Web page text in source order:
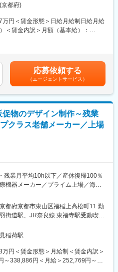
担軽減に大きく貢献しています。
場だからこそ、競合製品を使ってい
得するか、試行錯誤する面白さがあ
77拠点、従業員数570名規模を誇る調
創業と半世紀以上歴史をもち、特に
スウェーデンなどヨーロッパに販売
だけでなく、海外での売上も安定的
しています。
ーサビリティ管理など、医療機器メ
リードしていただきます。
取判断や設計変更判断（開発部門と
（履歴管理）
課は9名体制。
体制で、マネジメントもお任せいた
ける製品を開発・製造しておりま
要な血液の分析装置を得意としてお
台～400台程程製作しております。
また、育休休暇や介護休暇等も取り
スが取りやすいことも特徴です。
査機器試薬メーカーのライフサイエ
機器の開発製造を請け負っていま
京都府)
万円＜賃金形態＞日給月給制日給月給
＜賃金内訳＞月額（基本給）：
有無＞有＜残業手当＞有＜給与補足
、当社規定により決定いたします。※
した想定年収です。■昇給：あり■賞
賃金はあくまでも目安の金額であ
能性があります。月給(月額)は固定手
応募依頼する
（エージェントサービス）
促物のデザイン制作～残業
クラス老舗メーカー／上場
残業月平均10h以下／産休復帰100％
機器メーカー／プライム上場／海外
る材料や機器を扱う医療機器メーカ
風」と呼ばれるほど、製品のクオリ
、世界中のユーザー(歯科医師、歯科
す。本ポジションでは、デザイン制
都府京都市東山区福稲上高松町11 勤
街道駅、JR奈良線 東福寺駅受動喫煙
稲荷駅
円＜賃金形態＞月給制＜賃金内訳＞
～338,886円＜月給＞252,769円～